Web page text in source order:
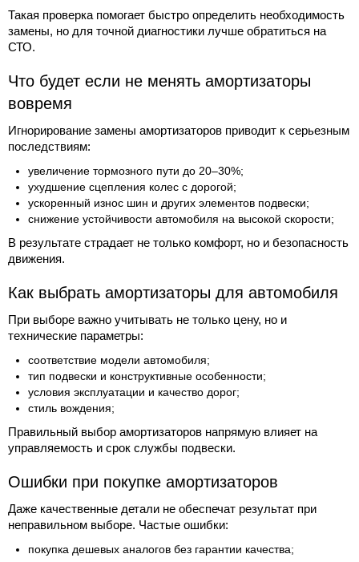
Такая проверка помогает быстро определить необходимость
замены, но для точной диагностики лучше обратиться на
СТО.
Что будет если не менять амортизаторы
вовремя
Игнорирование замены амортизаторов приводит к серьезным
последствиям:
увеличение тормозного пути до 20–30%;
ухудшение сцепления колес с дорогой;
ускоренный износ шин и других элементов подвески;
снижение устойчивости автомобиля на высокой скорости;
В результате страдает не только комфорт, но и безопасность
движения.
Как выбрать амортизаторы для автомобиля
При выборе важно учитывать не только цену, но и
технические параметры:
соответствие модели автомобиля;
тип подвески и конструктивные особенности;
условия эксплуатации и качество дорог;
стиль вождения;
Правильный выбор амортизаторов напрямую влияет на
управляемость и срок службы подвески.
Ошибки при покупке амортизаторов
Даже качественные детали не обеспечат результат при
неправильном выборе. Частые ошибки:
покупка дешевых аналогов без гарантии качества;